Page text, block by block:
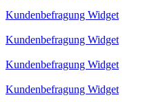
Kundenbefragung Widget
Kundenbefragung Widget
Kundenbefragung Widget
Kundenbefragung Widget